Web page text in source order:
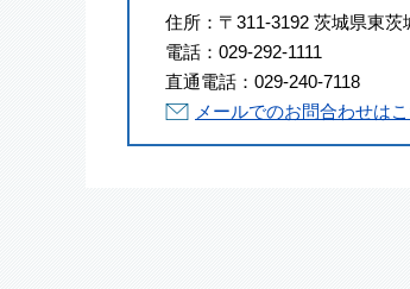
住所： 〒311-3192 茨城県東
電話： 029-292-1111
直通電話： 029-240-7118
メールでのお問合わせは